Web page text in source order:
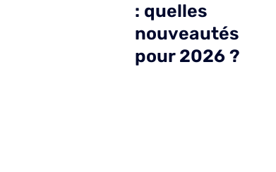
: quelles
nouveautés
pour 2026 ?